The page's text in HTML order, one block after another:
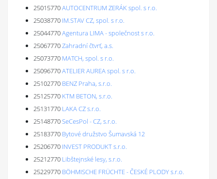
25015770AUTOCENTRUM ZERÁK spol. s r.o.
25038770 IM.STAV CZ, spol. s r.o.
25044770Agentura LIMA - společnost s r.o.
25067770Zahradní čtvrť, a.s.
25073770 MATCH, spol. s r.o.
25096770ATELIER AUREA spol. s r.o.
25102770 BENZ Praha, s.r.o.
25125770 KTM BETON, s.r.o.
25131770 LAKA CZ s.r.o.
25148770SeCesPol - CZ, s.r.o.
25183770 Bytové družstvo Šumavská 12
25206770 INVEST PRODUKT s.r.o.
25212770 Libštejnské lesy, s.r.o.
25229770 BÖHMISCHE FRÜCHTE - ČESKÉ PLODY s.r.o.